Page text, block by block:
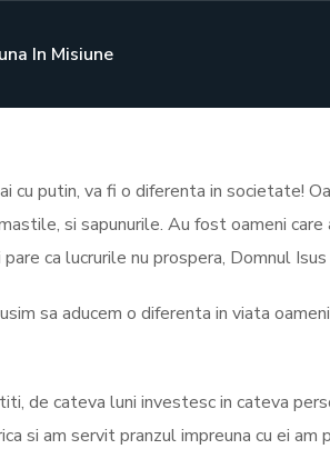
In Misiune
cu putin, va fi o diferenta in societate!
si sapunurile. Au fost oameni
ca lucrurile nu prospera, Domnul
sa aducem o diferenta in viata
de cateva luni investesc in cateva
si am servit pranzul impreuna cu ei